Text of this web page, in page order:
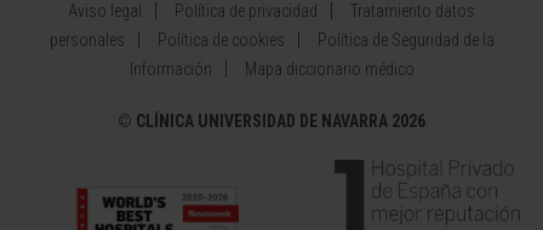
Aviso legal Política de privacidad
Tratamiento datos
personales
Política de cookies
Política de Seguridad de la
Información
Mapa diccionario médico
© CLÍNICA UNIVERSIDAD DE NAVARRA 2026